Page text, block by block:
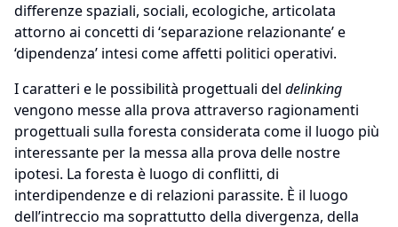
differenze spaziali, sociali, ecologiche, articolata
attorno ai concetti di ‘separazione relazionante’ e
‘dipendenza’ intesi come affetti politici operativi.
I caratteri e le possibilità progettuali del delinking
vengono messe alla prova attraverso ragionamenti
progettuali sulla foresta considerata come il luogo più
interessante per la messa alla prova delle nostre
ipotesi. La foresta è luogo di conflitti, di
interdipendenze e di relazioni parassite. È il luogo
dell’intreccio ma soprattutto della divergenza, della